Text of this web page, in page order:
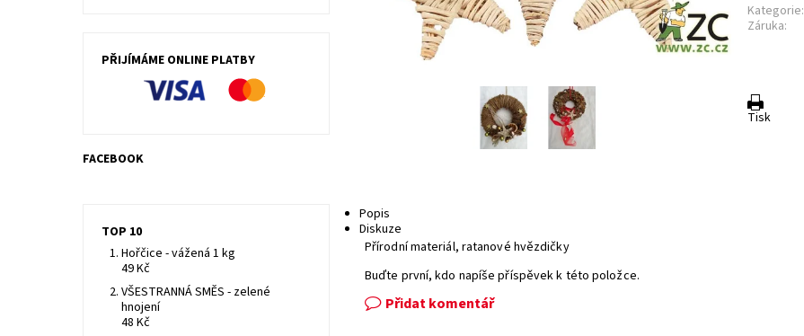
Kategorie:
Záruka:
Tisk
Popis
Diskuze
Přírodní materiál, ratanové hvězdičky
Buďte první, kdo napíše příspěvek k této položce.
Přidat komentář
PŘIJÍMÁME ONLINE PLATBY
FACEBOOK
TOP 10
Hořčice - vážená 1 kg
49 Kč
VŠESTRANNÁ SMĚS - zelené
hnojení
48 Kč